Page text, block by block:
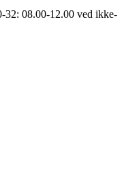
32: 08.00-12.00 ved ikke-